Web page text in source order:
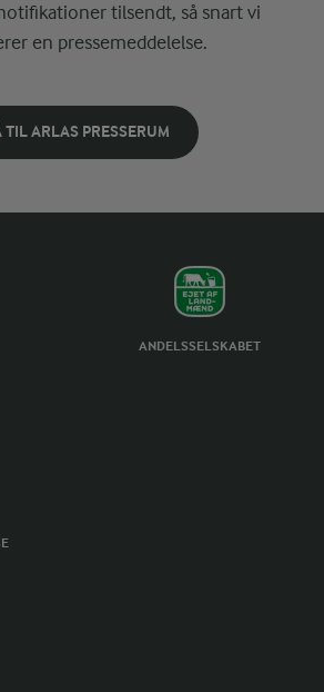
tilsendt, så snart vi
en pressemeddelelse.
TIL ARLAS PRESSERUM
ANDELSSELSKABET